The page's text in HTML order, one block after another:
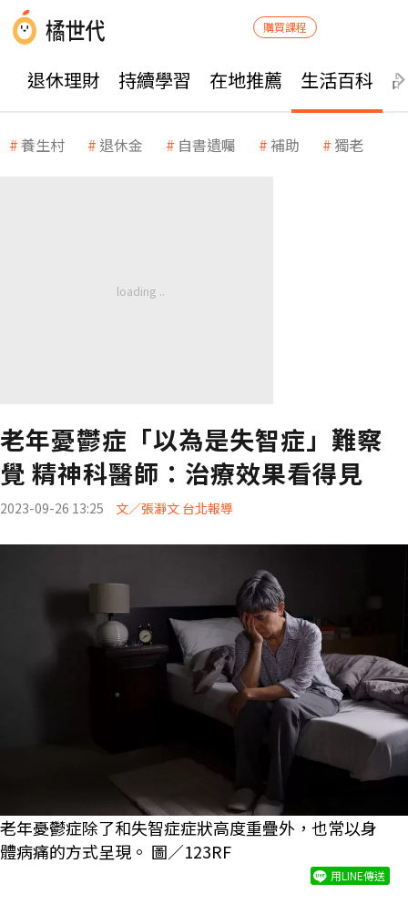
購買課程
退休理財 持續學習 在地推薦 生活百科
養生村 退休金 自書遺囑 補助 獨老
老年憂鬱症「以為是失智症」難察
覺 精神科醫師：治療效果看得見
2023-09-26 13:25 文／張瀞文 台北報導
老年憂鬱症除了和失智症症狀高度重疊外，也常以身
體病痛的方式呈現。 圖／123RF
用LINE傳送